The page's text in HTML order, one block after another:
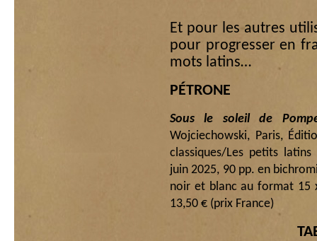
Et pour les autres
pour progresser en
mots latins…
PÉTRONE
Sous le soleil de
Wojciechowski, Paris,
classiques/Les petits
juin 2025, 90 pp. en
noir et blanc au format 15
13,50 € (prix France)